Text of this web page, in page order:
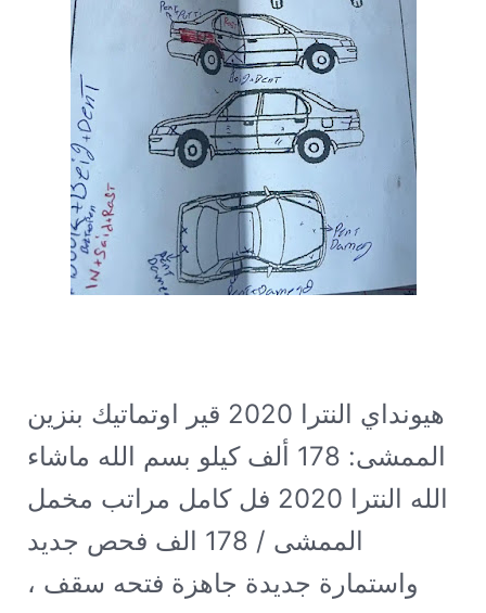
هيونداي النترا 2020 قير اوتماتيك بنزين
الممشى: 178 ألف كيلو
بسم الله ماشاء
الله النترا 2020 فل كامل مراتب مخمل
الممشى / 178 الف فحص جديد
واستمارة جديدة جاهزة فتحه سقف ،